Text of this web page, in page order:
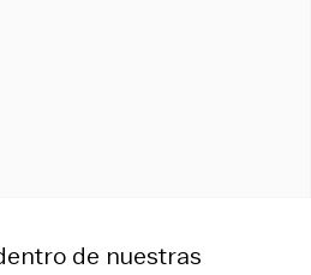
de nuestras